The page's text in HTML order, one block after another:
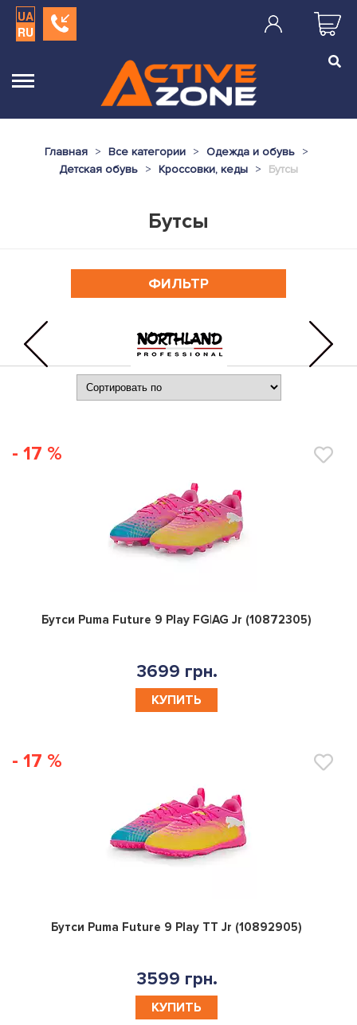
UA
RU
Главная Все категории
Одежда и обувь
Детская обувь
Кроссовки, кеды Бутсы
Бутсы
ФИЛЬТР
- 17 %
0
Бутси Puma Future 9 Play FG|AG Jr (10872305)
3699 грн.
КУПИТЬ
- 17 %
0
Бутси Puma Future 9 Play TT Jr (10892905)
3599 грн.
КУПИТЬ